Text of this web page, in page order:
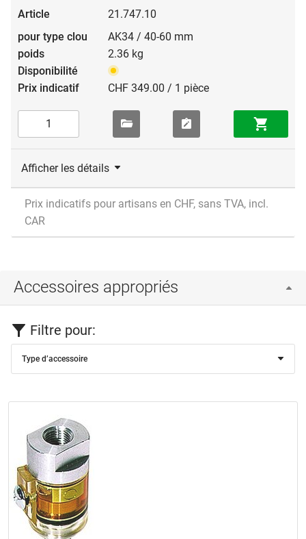
21.747.10
AK34 / 40-60 mm
2.36 kg
CHF 349.00 / 1 pièce
Afficher les détails
Prix indicatifs pour artisans en CHF, sans TVA, incl.
CAR
Accessoires appropriés
Filtre pour:
Type d’accessoire